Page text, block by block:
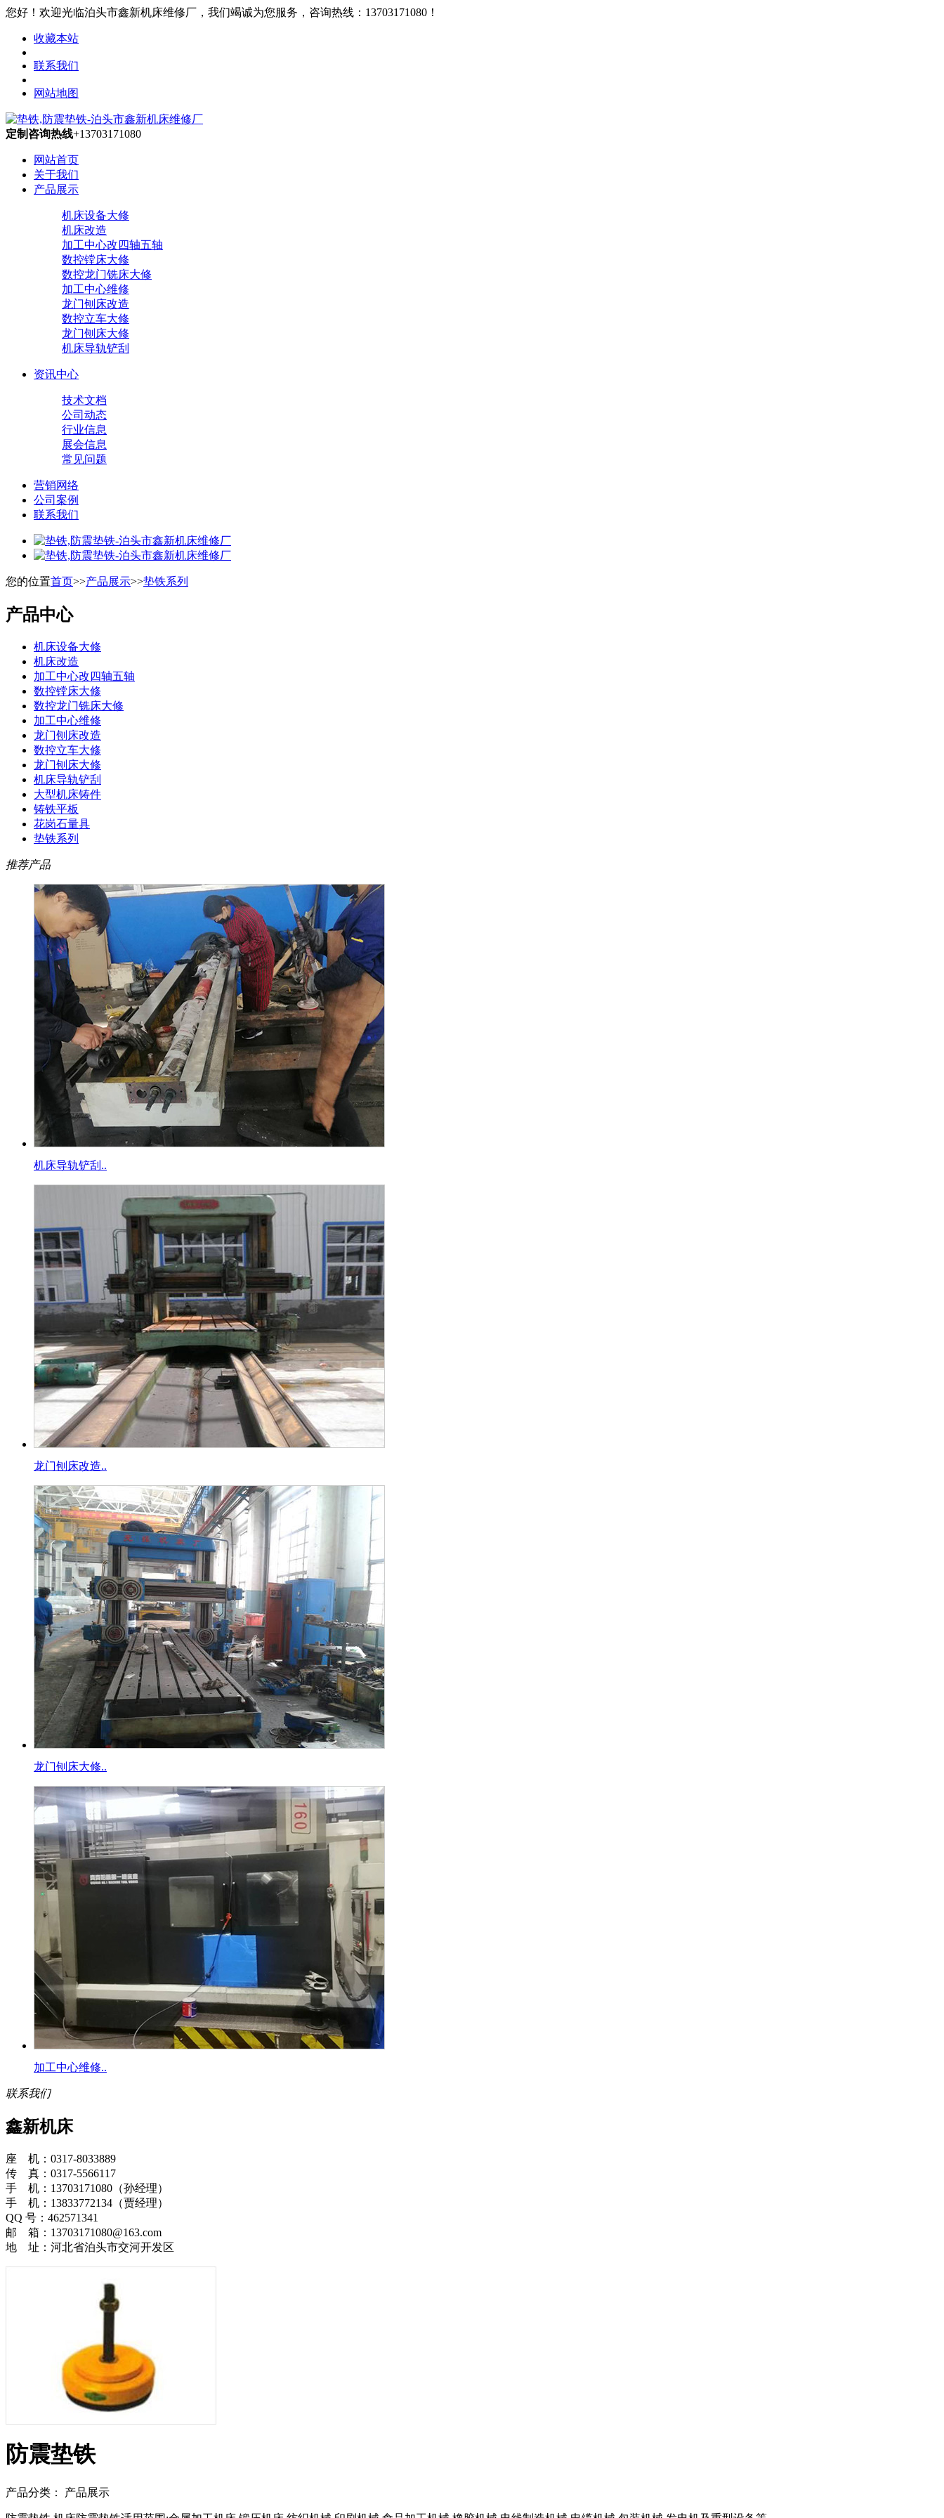
您好！欢迎光临泊头市鑫新机床维修厂，我们竭诚为您服务，咨询热线：13703171080！
收藏本站
联系我们
网站地图
定制咨询热线+13703171080
网站首页
关于我们
产品展示
机床设备大修
机床改造
加工中心改四轴五轴
数控镗床大修
数控龙门铣床大修
加工中心维修
龙门刨床改造
数控立车大修
龙门刨床大修
机床导轨铲刮
资讯中心
技术文档
公司动态
行业信息
展会信息
常见问题
营销网络
公司案例
联系我们
您的位置首页>>产品展示>>垫铁系列
产品中心
机床设备大修
机床改造
加工中心改四轴五轴
数控镗床大修
数控龙门铣床大修
加工中心维修
龙门刨床改造
数控立车大修
龙门刨床大修
机床导轨铲刮
大型机床铸件
铸铁平板
花岗石量具
垫铁系列
推荐产品
机床导轨铲刮..
龙门刨床改造..
龙门刨床大修..
加工中心维修..
联系我们
鑫新机床
座 机：0317-8033889
传 真：0317-5566117
手 机：13703171080（孙经理）
手 机：13833772134（贾经理）
QQ 号：462571341
邮 箱：13703171080@163.com
地 址：河北省泊头市交河开发区
防震垫铁
产品分类： 产品展示